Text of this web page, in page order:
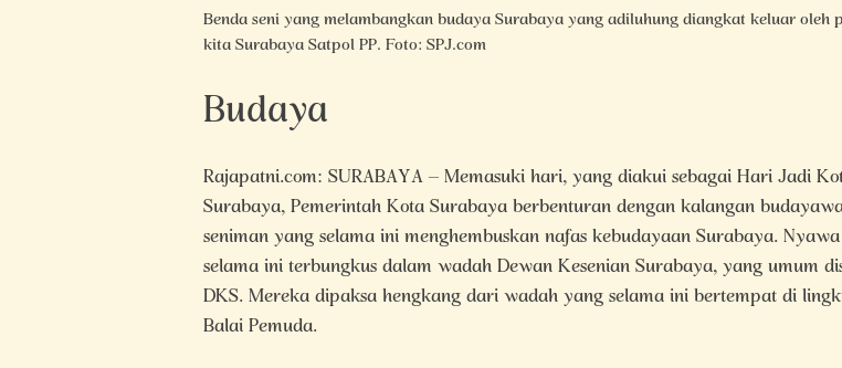
Benda seni yang melambangkan budaya Surabaya yang adiluhung diangkat keluar oleh
kita Surabaya Satpol PP. Foto: SPJ.com
Budaya
Rajapatni.com: SURABAYA – Memasuki hari, yang diakui sebagai Hari Jadi
Surabaya, Pemerintah Kota Surabaya berbenturan dengan kalangan
seniman yang selama ini menghembuskan nafas kebudayaan Surabaya.
selama ini terbungkus dalam wadah Dewan Kesenian Surabaya, yang umum
DKS. Mereka dipaksa hengkang dari wadah yang selama ini bertempat di
Balai Pemuda.